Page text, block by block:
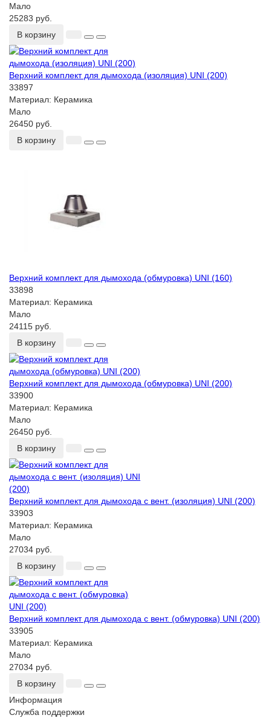
Мало
25283 руб.
В корзину
Верхний комплект для дымохода (изоляция) UNI (200)
33897
Материал: Керамика
Мало
26450 руб.
В корзину
Верхний комплект для дымохода (обмуровка) UNI (160)
33898
Материал: Керамика
Мало
24115 руб.
В корзину
Верхний комплект для дымохода (обмуровка) UNI (200)
33900
Материал: Керамика
Мало
26450 руб.
В корзину
Верхний комплект для дымохода с вент. (изоляция) UNI (200)
33903
Материал: Керамика
Мало
27034 руб.
В корзину
Верхний комплект для дымохода с вент. (обмуровка) UNI (200)
33905
Материал: Керамика
Мало
27034 руб.
В корзину
Информация
Служба поддержки